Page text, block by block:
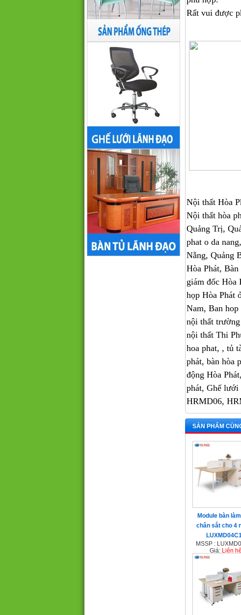
Rất vui được
Nội thất Hòa
Nội thất hòa
Quảng Trị,
phat o da
Nẵng, Quảng
Hòa Phát,
giám đốc Hòa
họp Hòa Phát
Nam, Ban hop
nội thất
nội thất Thi
hoa phat, , tủ
phát, bàn hòa
động Hòa
phát, Ghế lưới
HRMD06,
SẢN PHẨM
Module bàn
chân sắt cho 4
MSSP :
Giá: Liên hệ